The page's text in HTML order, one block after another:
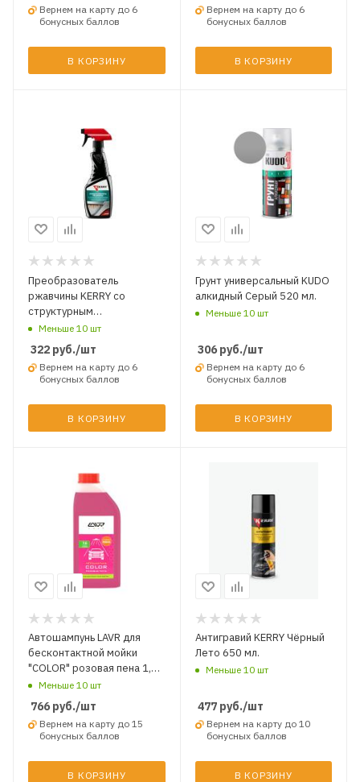
Вернем на карту до 6
бонусных баллов
В КОРЗИНУ
Вернем на карту до 6
бонусных баллов
В КОРЗИНУ
Преобразователь
ржавчины KERRY со
структурным
модификатором 500 мл.
Меньше 10 шт
322 руб./шт
Вернем на карту до 6
бонусных баллов
В КОРЗИНУ
Грунт универсальный KUDO
алкидный Серый 520 мл.
Меньше 10 шт
306руб./шт
Вернем на карту до 6
бонусных баллов
В КОРЗИНУ
Автошампунь LAVR для
бесконтактной мойки
"COLOR" розовая пена 1,2
кг.Меньше 10 шт
766 руб./шт
Вернем на карту до 15
бонусных баллов
В КОРЗИНУ
Антигравий KERRY Чёрный
Лето 650 мл.
Меньше 10 шт
477руб./шт
Вернем на карту до 10
бонусных баллов
В КОРЗИНУ